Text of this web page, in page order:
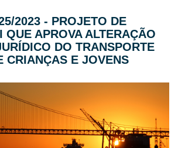
2023 - PROJETO DE
QUE APROVA ALTERAÇÃO
DO TRANSPORTE
CRIANÇAS E JOVENS